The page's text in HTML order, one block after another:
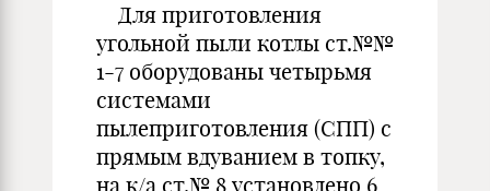
Для приготовления
угольной пыли котлы ст.№№
1-7 оборудованы четырьмя
системами
пылеприготовления (СПП) с
прямым вдуванием в топку,
на к/а ст.№ 8 установлено 6